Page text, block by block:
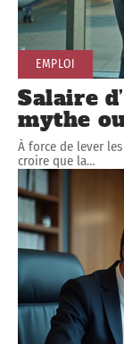
EMPLOI
Salaire
mythe
À force de lever
croire que la…